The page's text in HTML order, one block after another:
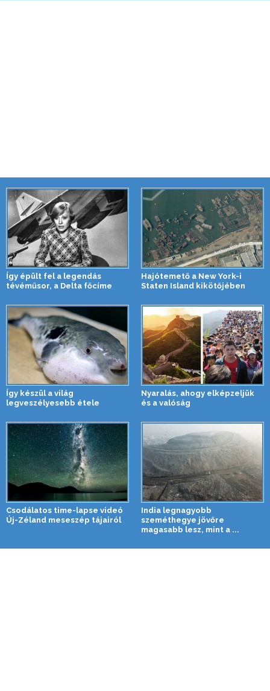
Így épült fel a legendás
tévéműsor, a Delta főcíme
Hajótemető a New York-i
Staten Island kikötőjében
Így készül a világ
legveszélyesebb étele
Nyaralás, ahogy elképzeljük
és a valóság
Csodálatos time-lapse videó
Új-Zéland meseszép tájairól
India legnagyobb
szeméthegye jövőre
magasabb lesz, mint a ...